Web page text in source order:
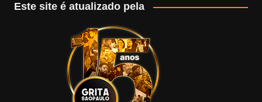
Este site é atualizado pela